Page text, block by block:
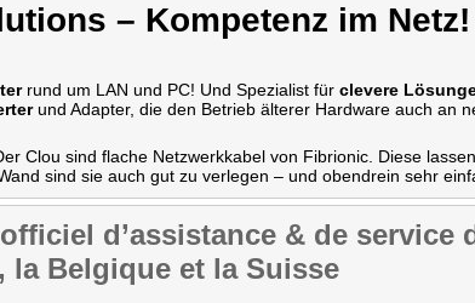
– Kompetenz im Netz!
rund um LAN und PC! Und Spezialist für clevere
und Adapter, die den Betrieb älterer Hardware auch an
Clou sind flache Netzwerkkabel von Fibrionic. Diese
sind sie auch gut zu verlegen – und obendrein sehr
d’assistance & de service
Belgique et la Suisse